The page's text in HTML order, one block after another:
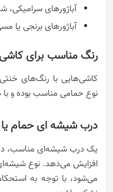
آباژورهای
آباژورهای برنجی یا
رنگ مناسب برای
کاشی‌هایی با رنگ‌های
نوع حمامی مناسب بوده و
درب شیشه ای حمام
یک درب شیشه‌ای مناسب،
افزایش می‌دهد. نوع
می‌شود، با توجه به